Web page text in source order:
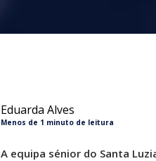
Eduarda Alves
Menos de 1 minuto de leitura
A equipa sénior do Santa